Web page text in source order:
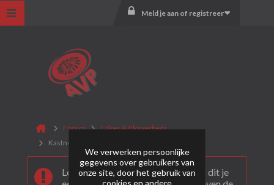
Meld je aan of registreer
Forum
Cakes & Flowerbeds
Kastner Pyrotechnics Fireworks
Leuk dat je ons gevonden hebt! Als dit je
We verwerken persoonlijke
gegevens over gebruikers van
onze site, door het gebruik van
cookies en andere